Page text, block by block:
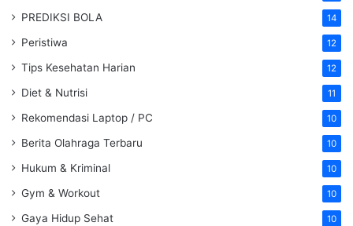
PREDIKSI BOLA 14
Peristiwa 12
Tips Kesehatan Harian 12
Diet & Nutrisi 11
Rekomendasi Laptop / PC 10
Berita Olahraga Terbaru 10
Hukum & Kriminal 10
Gym & Workout 10
Gaya Hidup Sehat 10